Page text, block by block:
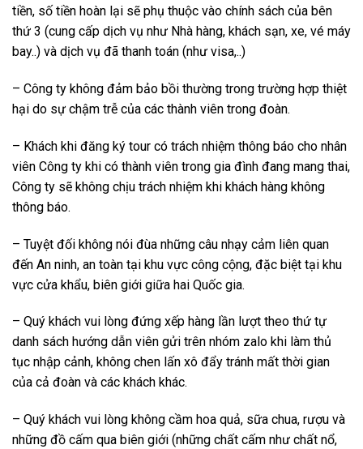
tiền, số tiền hoàn lại sẽ phụ thuộc vào chính sách của bên
thứ 3 (cung cấp dịch vụ như Nhà hàng, khách sạn, xe, vé máy
bay..) và dịch vụ đã thanh toán (như visa,..)
– Công ty không đảm bảo bồi thường trong trường hợp thiệt
hại do sự chậm trễ của các thành viên trong đoàn.
– Khách khi đăng ký tour có trách nhiệm thông báo cho nhân
viên Công ty khi có thành viên trong gia đình đang mang thai,
Công ty sẽ không chịu trách nhiệm khi khách hàng không
thông báo.
– Tuyệt đối không nói đùa những câu nhạy cảm liên quan
đến An ninh, an toàn tại khu vực công cộng, đặc biệt tại khu
vực cửa khẩu, biên giới giữa hai Quốc gia.
– Quý khách vui lòng đứng xếp hàng lần lượt theo thứ tự
danh sách hướng dẫn viên gửi trên nhóm zalo khi làm thủ
tục nhập cảnh, không chen lấn xô đẩy tránh mất thời gian
của cả đoàn và các khách khác.
– Quý khách vui lòng không cầm hoa quả, sữa chua, rượu và
những đồ cấm qua biên giới (những chất cấm như chất nổ,